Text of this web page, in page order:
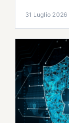
31 Luglio 2026